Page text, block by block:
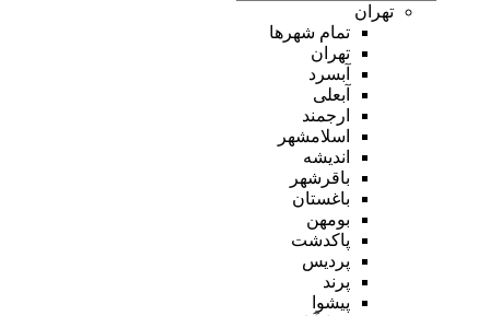
تهران
تمام شهر‌ها
تهران
آبسرد
آبعلی
ارجمند
اسلامشهر
اندیشه
باقرشهر
باغستان
بومهن
پاکدشت
پردیس
پرند
پیشوا